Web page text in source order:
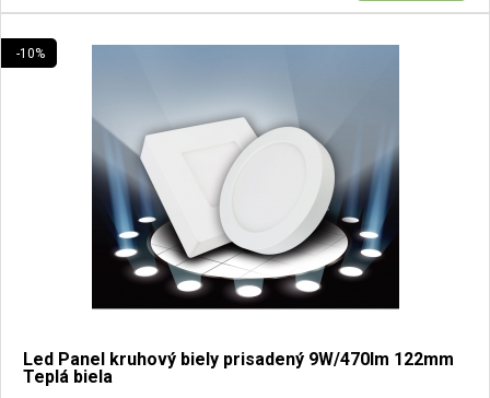
-10%
Led Panel kruhový biely prisadený 9W/470lm 122mm
Teplá biela